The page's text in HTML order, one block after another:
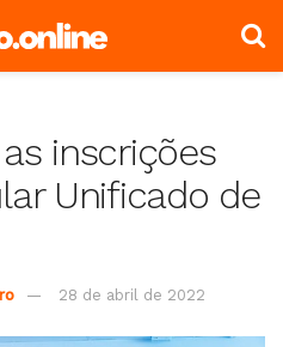
inscrições
Unificado de
28 de abril de 2022